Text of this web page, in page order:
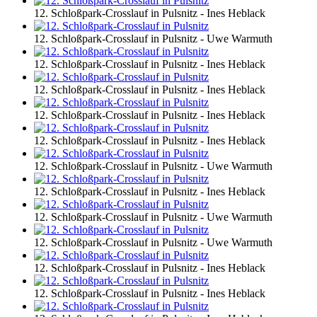
12. Schloßpark-Crosslauf in Pulsnitz - Ines Heblack
12. Schloßpark-Crosslauf in Pulsnitz - Uwe Warmuth
12. Schloßpark-Crosslauf in Pulsnitz - Ines Heblack
12. Schloßpark-Crosslauf in Pulsnitz - Ines Heblack
12. Schloßpark-Crosslauf in Pulsnitz - Ines Heblack
12. Schloßpark-Crosslauf in Pulsnitz - Ines Heblack
12. Schloßpark-Crosslauf in Pulsnitz - Uwe Warmuth
12. Schloßpark-Crosslauf in Pulsnitz - Ines Heblack
12. Schloßpark-Crosslauf in Pulsnitz - Uwe Warmuth
12. Schloßpark-Crosslauf in Pulsnitz - Uwe Warmuth
12. Schloßpark-Crosslauf in Pulsnitz - Ines Heblack
12. Schloßpark-Crosslauf in Pulsnitz - Ines Heblack